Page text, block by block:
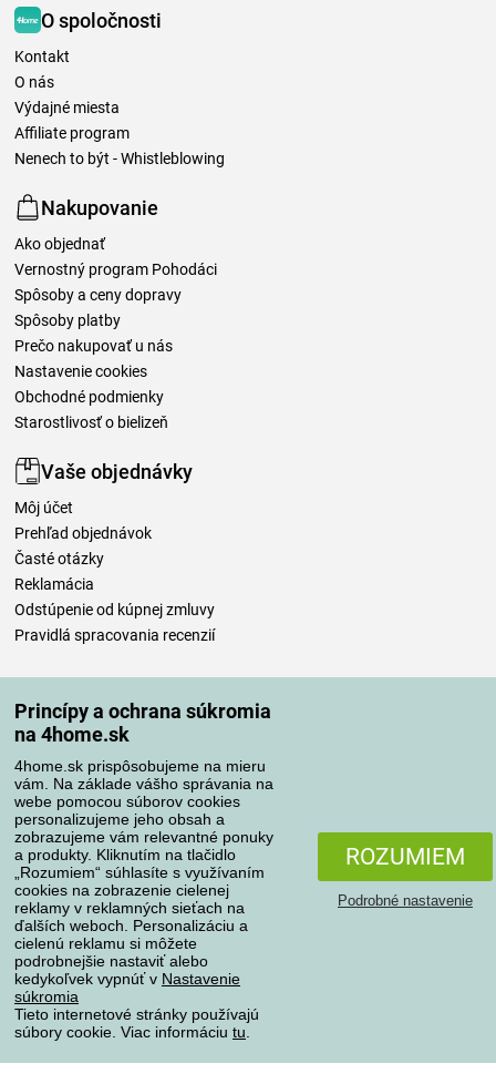
Princípy a ochrana súkromia
na 4home.sk
4home.sk prispôsobujeme na mieru
vám. Na základe vášho správania na
webe pomocou súborov cookies
personalizujeme jeho obsah a
zobrazujeme vám relevantné ponuky
a produkty. Kliknutím na tlačidlo
„Rozumiem“ súhlasíte s využívaním
cookies na zobrazenie cielenej
reklamy v reklamných sieťach na
ďalších weboch. Personalizáciu a
cielenú reklamu si môžete
podrobnejšie nastaviť alebo
kedykoľvek vypnúť v Nastavenie
súkromia
Tieto internetové stránky používajú
súbory cookie. Viac informáciu tu
ROZUMIEM
Podrobné nastavenie
O spoločnosti
Kontakt
O nás
Výdajné miesta
Affiliate program
Nenech to být - Whistleblowing
Nakupovanie
Ako objednať
Vernostný program Pohodáci
Spôsoby a ceny dopravy
Spôsoby platby
Prečo nakupovať u nás
Nastavenie cookies
Obchodné podmienky
Starostlivosť o bielizeň
Vaše objednávky
Môj účet
Prehľad objednávok
Časté otázky
Reklamácia
Odstúpenie od kúpnej zmluvy
Pravidlá spracovania recenzií
Spôsoby platby
Spoľahlivý obchod